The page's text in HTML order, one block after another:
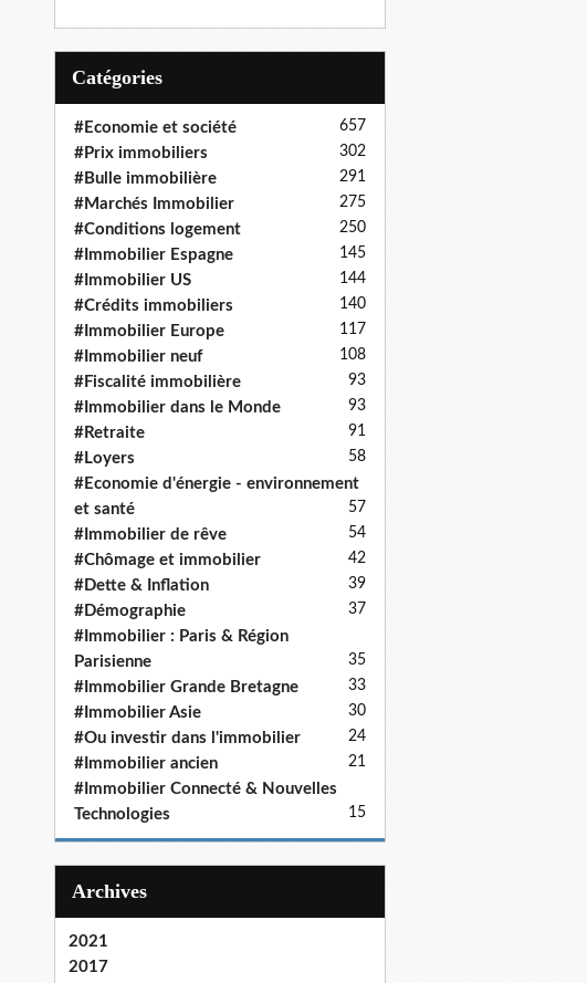
Catégories
#Economie et société 657
#Prix immobiliers 302
#Bulle immobilière 291
#Marchés Immobilier 275
#Conditions logement 250
#Immobilier Espagne 145
#Immobilier US 144
#Crédits immobiliers 140
#Immobilier Europe 117
#Immobilier neuf 108
#Fiscalité immobilière 93
#Immobilier dans le Monde 93
#Retraite 91
#Loyers 58
#Economie d'énergie - environnement
et santé
57
#Immobilier de rêve 54
#Chômage et immobilier 42
#Dette & Inflation 39
#Démographie 37
#Immobilier : Paris & Région
Parisienne
35
#Immobilier Grande Bretagne 33
#Immobilier Asie 30
#Ou investir dans l'immobilier 24
#Immobilier ancien 21
#Immobilier Connecté & Nouvelles
Technologies
15
Archives
2021
2017